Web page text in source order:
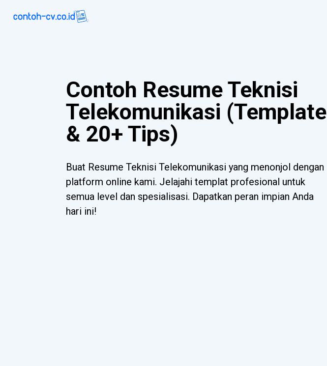
Contoh Resume Teknisi
Telekomunikasi (Template
& 20+ Tips)
Buat Resume Teknisi Telekomunikasi yang menonjol dengan
platform online kami. Jelajahi templat profesional untuk
semua level dan spesialisasi. Dapatkan peran impian Anda
hari ini!